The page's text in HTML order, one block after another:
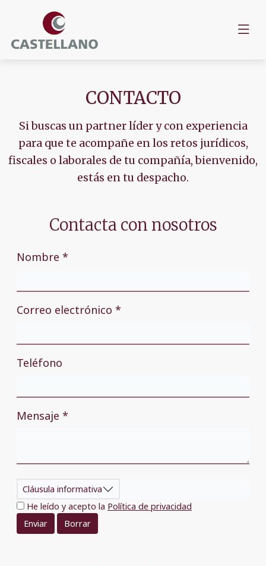
CONTACTO
Si buscas un partner líder y con experiencia
para que te acompañe en los retos jurídicos,
fiscales o laborales de tu compañía, bienvenido,
estás en tu despacho.
Contacta con nosotros
Nombre *
Correo electrónico *
Teléfono
Mensaje *
Cláusula informativa
He leído y acepto la Política de privacidad
Enviar
Borrar